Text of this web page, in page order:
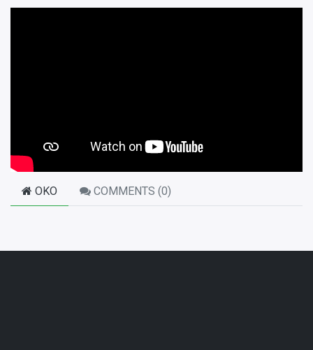
OKO COMMENTS (0)